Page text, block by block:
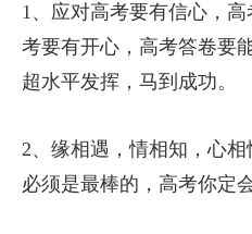
1、应对高考要有信心，
考要有开心，高考答卷要
超水平发挥，马到成功。
2、缘相遇，情相知，心
必须是最棒的，高考你定